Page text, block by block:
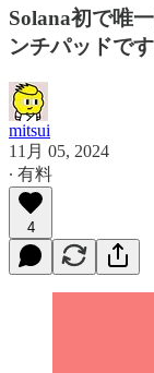
Solana初で唯
ンチパッドです
mitsui
11月 05, 2024
∙ 有料
4